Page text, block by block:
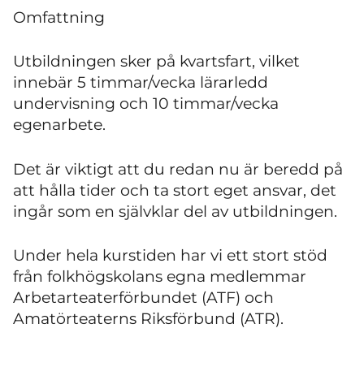
Omfattning
Utbildningen sker på kvartsfart, vilket
innebär 5 timmar/vecka lärarledd
undervisning och 10 timmar/vecka
egenarbete.
Det är viktigt att du redan nu är beredd på
att hålla tider och ta stort eget ansvar, det
ingår som en självklar del av utbildningen.
Under hela kurstiden har vi ett stort stöd
från folkhögskolans egna medlemmar
Arbetarteaterförbundet (ATF) och
Amatörteaterns Riksförbund (ATR).